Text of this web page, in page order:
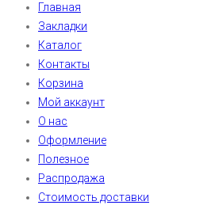
Главная
Закладки
Каталог
Контакты
Корзина
Мой аккаунт
О нас
Оформление
Полезное
Распродажа
Стоимость доставки